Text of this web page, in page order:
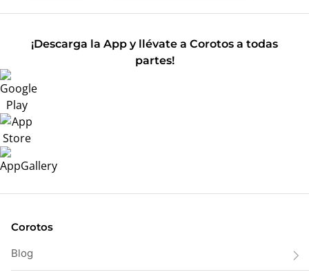
¡Descarga la App y llévate a Corotos a todas
partes!
Corotos
Blog